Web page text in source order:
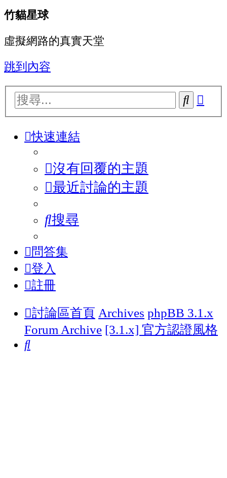
竹貓星球
虛擬網路的真實天堂
跳到內容
搜
尋階
快速連結
沒有回覆的主題
最近討論的主題
搜尋
問答集
登入
註冊
討論區首頁 Archives phpBB 3.1.x
Forum Archive [3.1.x] 官方認證風格
搜